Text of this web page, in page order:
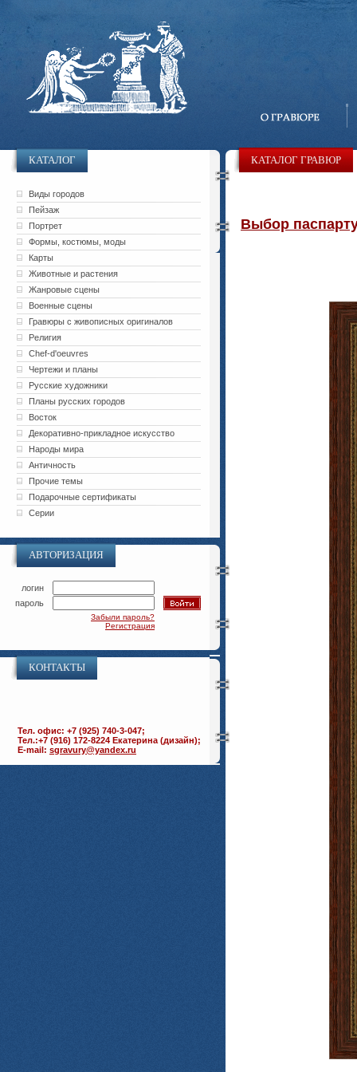
КАТАЛОГ
Виды городов
Пейзаж
Портрет
Формы, костюмы, моды
Карты
Животные и растения
Жанровые сцены
Военные сцены
Гравюры с живописных оригиналов
Религия
Chef-d'oeuvres
Чертежи и планы
Русские художники
Планы русских городов
Восток
Декоративно-прикладное искусство
Народы мира
Античность
Прочие темы
Подарочные сертификаты
Серии
АВТОРИЗАЦИЯ
логин
пароль
Забыли пароль?
Регистрация
КОНТАКТЫ
Тел. офис: +7 (925) 740-3-047;
Тел.:+7 (916) 172-8224 Екатерина (дизайн);
E-mail: sgravury@yandex.ru
КАТАЛОГ ГРАВЮР
Выбор